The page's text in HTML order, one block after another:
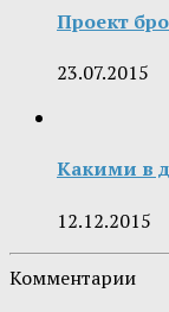
Проект
23.07.2015
Какими в
12.12.2015
Комментарии